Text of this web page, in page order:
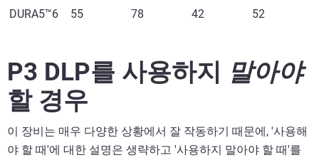
DURA5™6 55 78 42 52
P3 DLP를 사용하지 말아야
할 경우
이 장비는 매우 다양한 상황에서 잘 작동하기 때문에, '사용해
야 할 때'에 대한 설명은 생략하고 '사용하지 말아야 할 때'를